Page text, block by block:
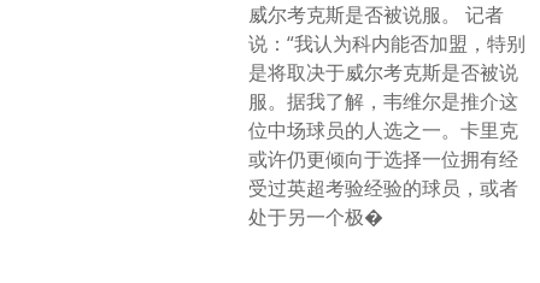
威尔考克斯是否被说服。 记者
说：“我认为科内能否加盟，特别
是将取决于威尔考克斯是否被说
服。据我了解，韦维尔是推介这
位中场球员的人选之一。卡里克
或许仍更倾向于选择一位拥有经
受过英超考验经验的球员，或者
处于另一个极�